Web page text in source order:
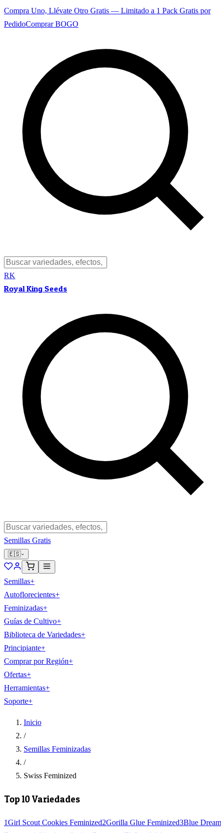
Compra Uno, Llévate Otro Gratis — Limitado a 1 Pack Gratis por
PedidoComprar BOGO
RK
Royal King Seeds
Semillas Gratis
🇪🇸
Semillas+
Autoflorecientes+
Feminizadas+
Guías de Cultivo+
Biblioteca de Variedades+
Principiante+
Comprar por Región+
Ofertas+
Herramientas+
Soporte+
Inicio
/
Semillas Feminizadas
/
Swiss Feminized
Top 10 Variedades
1Girl Scout Cookies Feminized2Gorilla Glue Feminized3Blue Dream